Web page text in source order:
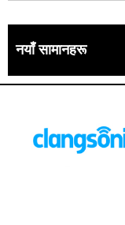
नयाँ सामानहरू